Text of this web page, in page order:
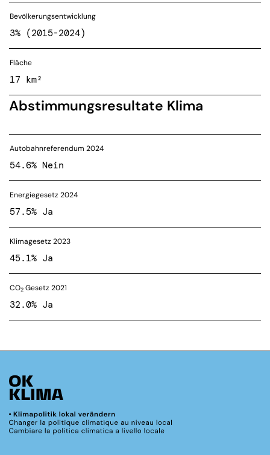
Bevölkerungsentwicklung
3% (2015-2024)
Fläche
17 km²
Abstimmungsresultate Klima
Autobahnreferendum 2024
54.6% Nein
Energiegesetz 2024
57.5% Ja
Klimagesetz 2023
45.1% Ja
CO2 Gesetz 2021
32.0% Ja